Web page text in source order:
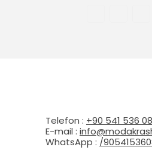
Telefon : +90 541 536
E-mail :
WhatsApp : /